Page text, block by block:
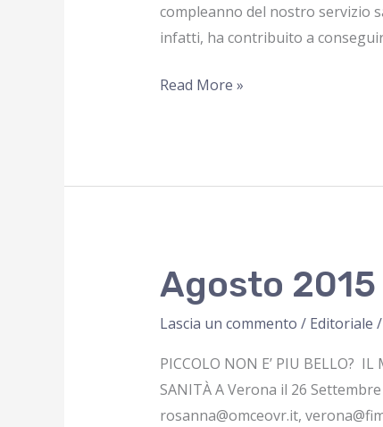
compleanno del nostro servizio
infatti, ha contribuito a
Febbraio
Read More »
Agosto 2015
Lascia un commento / Editoriale
PICCOLO NON E’ PIU BELLO? IL
SANITÀ A Verona il 26
rosanna@omceovr.it,